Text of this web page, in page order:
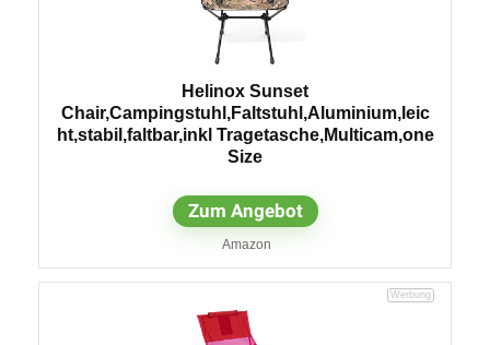
Helinox Sunset
Chair,Campingstuhl,Faltstuhl,Aluminium,leic
ht,stabil,faltbar,inkl Tragetasche,Multicam,one
Size
Zum Angebot
Amazon